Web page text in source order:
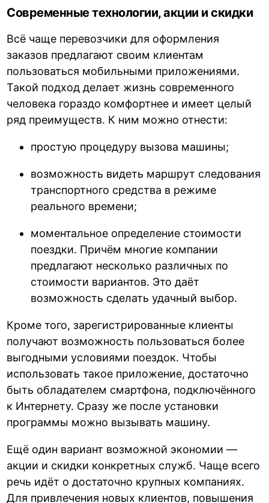
Современные технологии, акции и скидки
Всё чаще перевозчики для оформления
заказов предлагают своим клиентам
пользоваться мобильными приложениями.
Такой подход делает жизнь современного
человека гораздо комфортнее и имеет целый
ряд преимуществ. К ним можно отнести:
простую процедуру вызова машины;
возможность видеть маршрут следования
транспортного средства в режиме
реального времени;
моментальное определение стоимости
поездки. Причём многие компании
предлагают несколько различных по
стоимости вариантов. Это даёт
возможность сделать удачный выбор.
Кроме того, зарегистрированные клиенты
получают возможность пользоваться более
выгодными условиями поездок. Чтобы
использовать такое приложение, достаточно
быть обладателем смартфона, подключённого
к Интернету. Сразу же после установки
программы можно вызывать машину.
Ещё один вариант возможной экономии —
акции и скидки конкретных служб. Чаще всего
речь идёт о достаточно крупных компаниях.
Для привлечения новых клиентов, повышения